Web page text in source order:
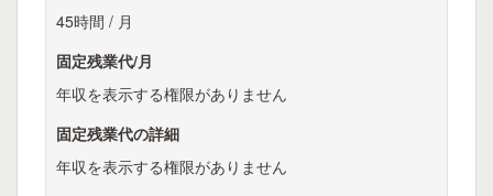
45時間 / 月
固定残業代/月
年収を表示する権限がありません
固定残業代の詳細
年収を表示する権限がありません